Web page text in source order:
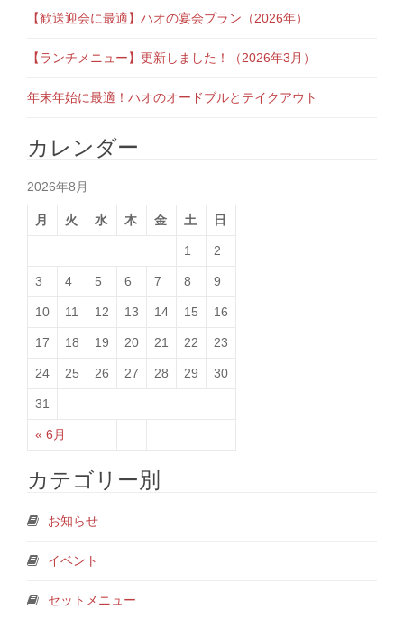
【歓送迎会に最適】ハオの宴会プラン（2026年）
【ランチメニュー】更新しました！（2026年3月）
年末年始に最適！ハオのオードブルとテイクアウト
カレンダー
2026年8月
月 火 水 木 金 土 日
« 6月
1 2
3 4 5 6 7 8 9
10 11 12 13 14 15 16
17 18 19 20 21 22 23
24 25 26 27 28 29 30
31
カテゴリー別
お知らせ
イベント
セットメニュー